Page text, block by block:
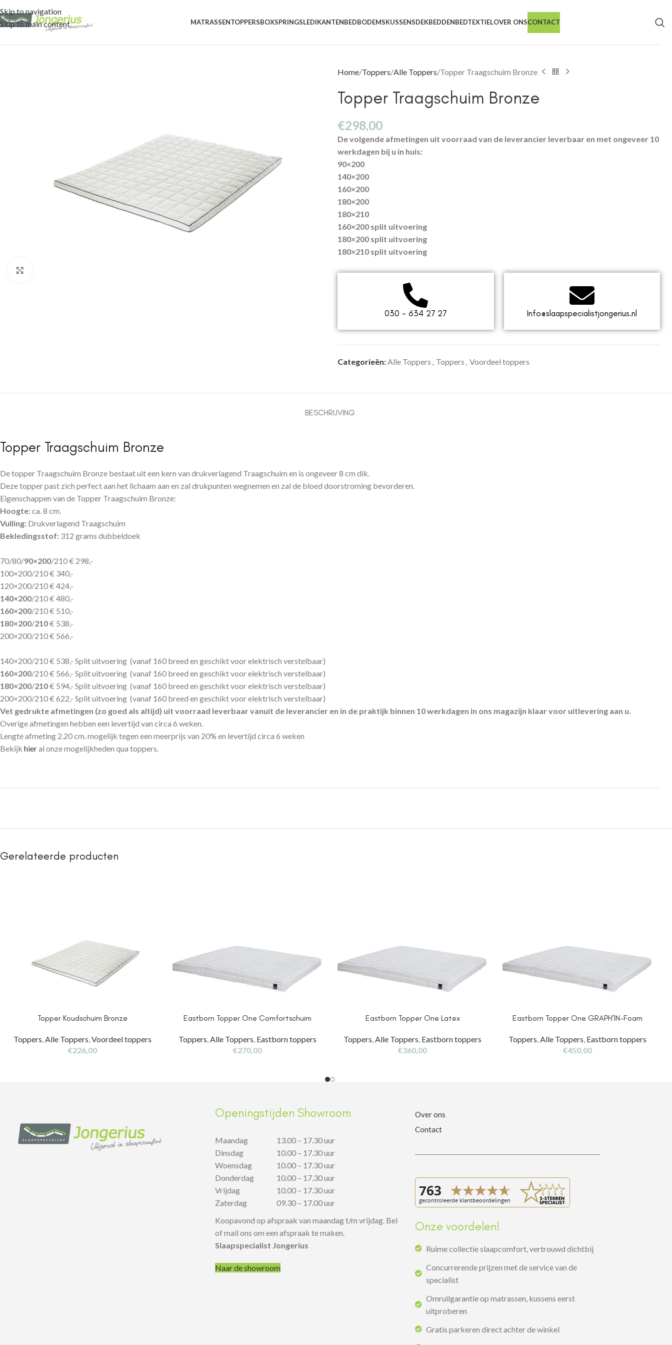
Skip to navigation
Skip to main content
MATRASSENTOPPERSBOXSPRINGSLEDIKANTENBEDBODEMSKUSSENSDEKBEDDENBEDTEXTIELOVER ONSCONTACT
Home Toppers Alle Toppers Topper Traagschuim Bronze
Topper Traagschuim Bronze
€298,00
De volgende afmetingen uit voorraad van de leverancier leverbaar en met ongeveer 10
werkdagen bij u in huis:
90×200
140×200
160×200
180×200
180×210
160×200 split uitvoering
180×200 split uitvoering
180×210 split uitvoering
030 - 634 27 27 Info@slaapspecialistjongerius.nl
Categorieën:Alle Toppers , Toppers , Voordeel toppers
BESCHRIJVING
Topper Traagschuim Bronze
De topper Traagschuim Bronze bestaat uit een kern van drukverlagend Traagschuim en is ongeveer 8 cm dik.
Deze topper past zich perfect aan het lichaam aan en zal drukpunten wegnemen en zal de bloed doorstroming bevorderen.
Eigenschappen van de Topper Traagschuim Bronze:
Hoogte:ca. 8 cm.
Vulling: Drukverlagend Traagschuim
Bekledingsstof: 312 grams dubbeldoek
70/80/90×200/210 € 298,-
100×200/210 € 340,-
120×200/210 € 424,-
140×200/210 € 480,-
160×200/210 € 510,-
180×200/210€ 538,-
200×200/210 € 566,-
140×200/210 € 538,- Split uitvoering (vanaf 160 breed en geschikt voor elektrisch verstelbaar)
160×200/210 € 566,- Split uitvoering (vanaf 160 breed en geschikt voor elektrisch verstelbaar)
180×200/210€ 594,- Split uitvoering (vanaf 160 breed en geschikt voor elektrisch verstelbaar)
200×200/210 € 622,- Split uitvoering (vanaf 160 breed en geschikt voor elektrisch verstelbaar)
Vet gedrukte afmetingen (zo goed als altijd) uit voorraad leverbaar vanuit de leverancier en in de praktijk binnen 10 werkdagen in ons magazijn klaar voor uitlevering aan u.
Overige afmetingen hebben een levertijd van circa 6 weken.
Lengte afmeting 2.20 cm. mogelijk tegen een meerprijs van 20% en levertijd circa 6 weken
Bekijk hieral onze mogelijkheden qua toppers.
Gerelateerde producten
Topper Koudschuim Bronze
Toppers,Alle Toppers,Voordeel toppers
€226,00
Eastborn Topper One Comfortschuim
Toppers,Alle Toppers, Eastborn toppers
€270,00
Eastborn Topper One Latex
Toppers,Alle Toppers, Eastborn toppers
€360,00
Eastborn Topper One GRAPH’IN-Foam
Toppers,Alle Toppers, Eastborn toppers
€450,00
Openingstijden Showroom
Maandag
Dinsdag
Woensdag
Donderdag
Vrijdag
Zaterdag
13.00 – 17.30 uur
10.00 – 17.30 uur
10.00 – 17.30 uur
10.00 – 17.30 uur
10.00 – 17.30 uur
09.30 – 17.00 uur
Koopavond op afspraak van maandag t/m vrijdag. Bel
of mail ons om een afspraak te maken.
Slaapspecialist Jongerius
Naar de showroom
Over ons
Contact
Onze voordelen!
Ruime collectie slaapcomfort, vertrouwd dichtbij
Concurrerende prijzen met de service van de
specialist
Omruilgarantie op matrassen, kussens eerst
uitproberen
Gratis parkeren direct achter de winkel